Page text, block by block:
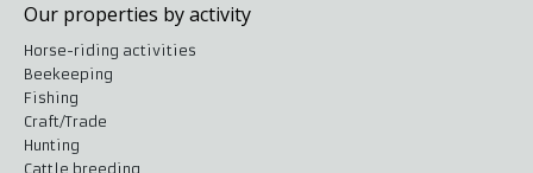
Our properties by activity
Horse-riding activities
Beekeeping
Fishing
Craft/Trade
Hunting
Cattle breeding